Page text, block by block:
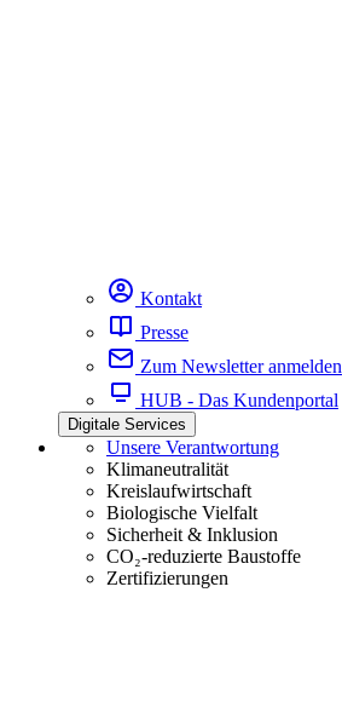
Kontakt
Presse
Zum Newsletter anmelden
HUB - Das Kundenportal
Digitale Services
Unsere Verantwortung
Klimaneutralität
Kreislaufwirtschaft
Biologische Vielfalt
Sicherheit & Inklusion
CO₂-reduzierte Baustoffe
Zertifizierungen